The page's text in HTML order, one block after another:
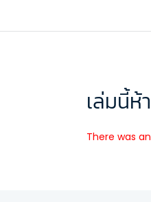
เล่มนี้ห้
There was